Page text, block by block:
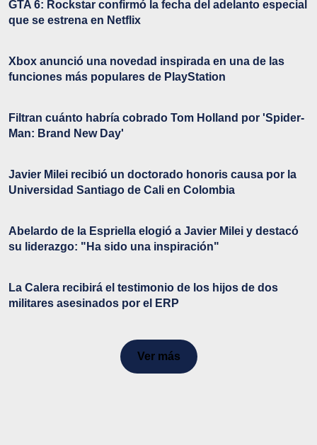
GTA 6: Rockstar confirmó la fecha del adelanto especial
que se estrena en Netflix
Xbox anunció una novedad inspirada en una de las
funciones más populares de PlayStation
Filtran cuánto habría cobrado Tom Holland por 'Spider-
Man: Brand New Day'
Javier Milei recibió un doctorado honoris causa por la
Universidad Santiago de Cali en Colombia
Abelardo de la Espriella elogió a Javier Milei y destacó
su liderazgo: "Ha sido una inspiración"
La Calera recibirá el testimonio de los hijos de dos
militares asesinados por el ERP
Ver más